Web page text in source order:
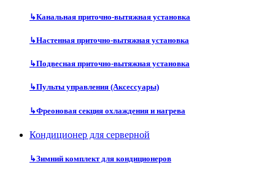
↳Канальная приточно-вытяжная установка
↳Настенная приточно-вытяжная установка
↳Подвесная приточно-вытяжная установка
↳Пульты управления (Аксессуары)
↳Фреоновая секция охлаждения и нагрева
Кондиционер для серверной
↳Зимний комплект для кондиционеров